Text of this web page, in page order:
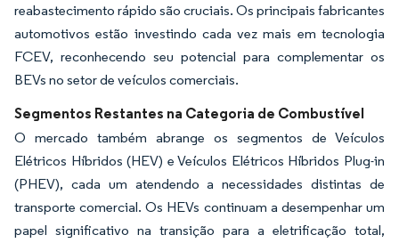
reabastecimento rápido são cruciais. Os principais fabricantes
automotivos estão investindo cada vez mais em tecnologia
FCEV, reconhecendo seu potencial para complementar os
BEVs no setor de veículos comerciais.
Segmentos Restantes na Categoria de Combustível
O mercado também abrange os segmentos de Veículos
Elétricos Híbridos (HEV) e Veículos Elétricos Híbridos Plug-in
(PHEV), cada um atendendo a necessidades distintas de
transporte comercial. Os HEVs continuam a desempenhar um
papel significativo na transição para a eletrificação total,